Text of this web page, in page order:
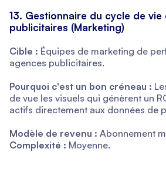
13. Gestionnaire du cycle de
publicitaires (Marketing)
Cible : Équipes de marketing de
agences publicitaires.
Pourquoi c'est un bon créneau :
de vue les visuels qui génèrent un
actifs directement aux données de
Modèle de revenu : Abonnement
Complexité : Moyenne.